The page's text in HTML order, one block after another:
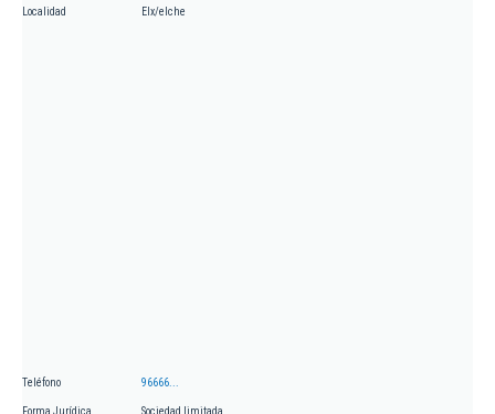
Localidad Elx/elche
Teléfono 96666...